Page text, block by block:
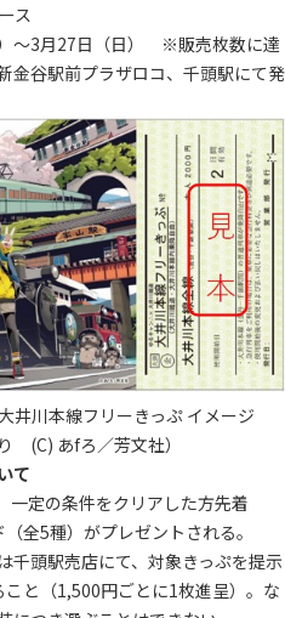
ス
～3月27日（日） ※販売枚数に達
谷駅前プラザロコ、千頭駅にて発
井川本線フリーきっぷ イメージ
(C) あfろ／芳文社）
て
定の条件をクリアした方先着
全5種）がプレゼントされる。
千頭駅売店にて、対象きっぷを提示
と（1,500円ごとに1枚進呈）。な